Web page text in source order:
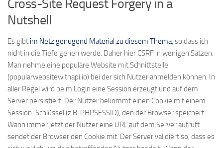
Cross-Site Request Forgery in a
Nutshell
Es gibt im Netz genügend Material zu diesem Thema, so dass ich
nicht in die Tiefe gehen werde. Daher hier CSRF in wenigen Sätzen.
Man nehme eine populäre Website mit Schnittstelle
(popularwebsitewithapi.io) bei der sich Nutzer anmelden können. In
aller Regel wird beim Login eine Session erzeugt und auf dem
Server persistiert. Der Nutzer bekommt einen Cookie mit einem
Session-Schlüssel (z.B. PHPSESSID), den der Browser speichert.
Wann immer jetzt der Nutzer eine URL auf dem Server aufruft
sendet der Browser den Cookie mit. Der Server validiert so, dass es